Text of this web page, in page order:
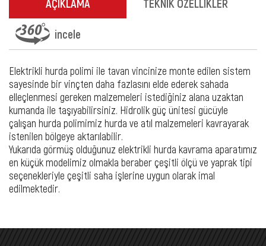
incele
Elektrikli hurda polimi ile tavan vincinize monte edilen sistem
sayesinde bir vinçten daha fazlasını elde ederek sahada
elleçlenmesi gereken malzemeleri istediğiniz alana uzaktan
kumanda ile taşıyabilirsiniz. Hidrolik güç ünitesi gücüyle
çalışan hurda polimimiz hurda ve atıl malzemeleri kavrayarak
istenilen bölgeye aktarılabilir.
Yukarıda görmüş olduğunuz elektrikli hurda kavrama aparatımız
en küçük modelimiz olmakla beraber çeşitli ölçü ve yaprak tipi
seçenekleriyle çeşitli saha işlerine uygun olarak imal
edilmektedir.